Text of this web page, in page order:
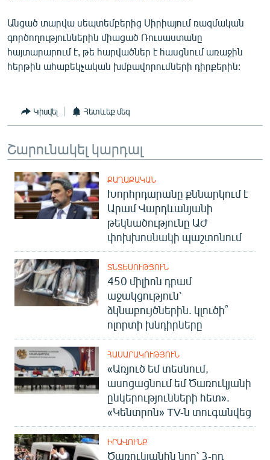
«Ազատության» բոլոր կայքերը
Անցած տարվա սեպտեմբերից Սիրիայում ռազմական
գործողություններին միացած Ռուսաստանը
հայտարարում է, թե հարվածներ է հասցնում առաջին
հերթին ահաբեկչական խմբավորումների դիրքերին:
Կիսվել Հետևեք մեզ
Շարունակել կարդալ
ՔԱՂԱՔԱԿԱՆ
Խորհրդարանը քննարկում է
Արամ Վարդևանյանի
թեկնածությունը ԱԺ
փոխխոսնակի պաշտոնում
ՏՆՏԵՍՈՒԹՅՈՒՆ
450 միլիոն դրամ
աջակցություն՝
ձկնաբույծներին. կլուծի՞
ոլորտի խնդիրները
ՀԱՍԱՐԱԿՈՒԹՅՈՒՆ
«Առյուծ եմ տեսնում,
ասոցացնում եմ Ծառուկյանի
ընկերությունների հետ».
«Կենտրոն» TV-ն տուգանվեց
ԻՐԱՎՈՒՆՔ
Ծառուկյանին նոր՝ 3-րդ